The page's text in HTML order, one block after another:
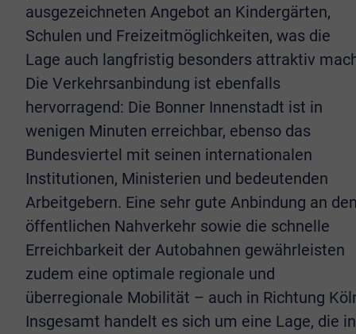
ausgezeichneten Angebot an Kindergärten,
Schulen und Freizeitmöglichkeiten, was die
Lage auch langfristig besonders attraktiv
Die Verkehrsanbindung ist ebenfalls
hervorragend: Die Bonner Innenstadt ist in
wenigen Minuten erreichbar, ebenso das
Bundesviertel mit seinen internationalen
Institutionen, Ministerien und bedeutenden
Arbeitgebern. Eine sehr gute Anbindung an
öffentlichen Nahverkehr sowie die schnelle
Erreichbarkeit der Autobahnen gewährleisten
zudem eine optimale regionale und
überregionale Mobilität – auch in Richtung
Insgesamt handelt es sich um eine Lage, die in